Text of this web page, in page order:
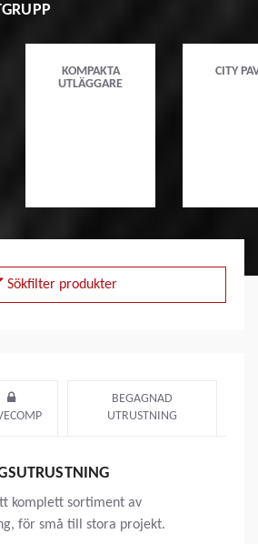
KOMPAKTA
UTLÄGGARE
CITY
Sökfilter produkter
BEGAGNAD
UTRUSTNING
komplett sortiment av
för små till stora projekt.